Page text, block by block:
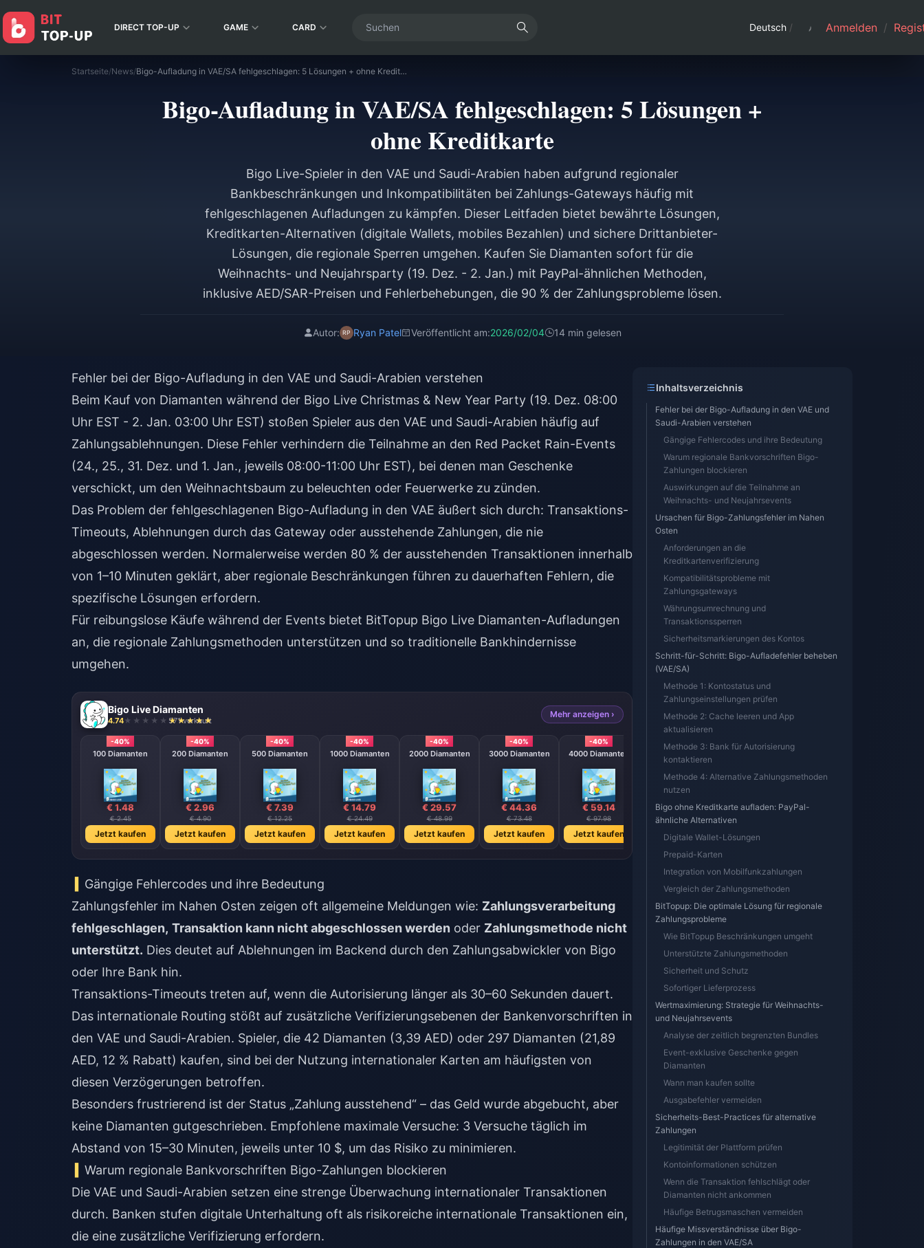
DIRECT TOP-UP GAME CARD Deutsch / Anmelden /
Startseite/News/ Bigo-Aufladung in VAE/SA fehlgeschlagen: 5 Lösungen + ohne Kreditkarte
Bigo-Aufladung in VAE/SA fehlgeschlagen: 5 Lösungen +
ohne Kreditkarte
Bigo Live-Spieler in den VAE und Saudi-Arabien haben aufgrund regionaler
Bankbeschränkungen und Inkompatibilitäten bei Zahlungs-Gateways häufig mit
fehlgeschlagenen Aufladungen zu kämpfen. Dieser Leitfaden bietet bewährte Lösungen,
Kreditkarten-Alternativen (digitale Wallets, mobiles Bezahlen) und sichere Drittanbieter-
Lösungen, die regionale Sperren umgehen. Kaufen Sie Diamanten sofort für die
Weihnachts- und Neujahrsparty (19. Dez. - 2. Jan.) mit PayPal-ähnlichen Methoden,
inklusive AED/SAR-Preisen und Fehlerbehebungen, die 90 % der Zahlungsprobleme lösen.
Autor: Ryan Patel Veröffentlicht am:2026/02/04 14 min gelesen
Fehler bei der Bigo-Aufladung in den VAE und Saudi-Arabien verstehen
Beim Kauf von Diamanten während der Bigo Live Christmas & New Year Party (19. Dez. 08:00
Uhr EST - 2. Jan. 03:00 Uhr EST) stoßen Spieler aus den VAE und Saudi-Arabien häufig auf
Zahlungsablehnungen. Diese Fehler verhindern die Teilnahme an den Red Packet Rain-Events
(24., 25., 31. Dez. und 1. Jan., jeweils 08:00-11:00 Uhr EST), bei denen man Geschenke
verschickt, um den Weihnachtsbaum zu beleuchten oder Feuerwerke zu zünden.
Das Problem der fehlgeschlagenen Bigo-Aufladung in den VAE äußert sich durch: Transaktions-
Timeouts, Ablehnungen durch das Gateway oder ausstehende Zahlungen, die nie
abgeschlossen werden. Normalerweise werden 80 % der ausstehenden Transaktionen innerhalb
von 1–10 Minuten geklärt, aber regionale Beschränkungen führen zu dauerhaften Fehlern, die
spezifische Lösungen erfordern.
Für reibungslose Käufe während der Events bietet BitTopup Bigo Live Diamanten-Aufladungen
an, die regionale Zahlungsmethoden unterstützen und so traditionelle Bankhindernisse
umgehen.
Bigo Live Diamanten
4.74 571 verkauft
Mehr anzeigen ›
-40%
100 Diamanten
€ 1.48
€ 2.45
Jetzt kaufen
-40%
200 Diamanten
€ 2.96
€ 4.90
Jetzt kaufen
-40%
500 Diamanten
€ 7.39
€ 12.25
Jetzt kaufen
-40%
1000 Diamanten
€ 14.79
€ 24.49
Jetzt kaufen
-40%
2000 Diamanten
€ 29.57
€ 48.99
Jetzt kaufen
-40%
3000 Diamanten
€ 44.36
€ 73.48
Jetzt kaufen
-40%
4000 Diamanten
€ 59.14
€ 97.98
Jetzt kaufen
€ 73.93
€ 122.47
Jetzt kaufen
10.000 Diamanten
€ 147.86
Jetzt kaufen
Gängige Fehlercodes und ihre Bedeutung
Zahlungsfehler im Nahen Osten zeigen oft allgemeine Meldungen wie: Zahlungsverarbeitung
fehlgeschlagen, Transaktion kann nicht abgeschlossen werden oder Zahlungsmethode nicht
unterstützt. Dies deutet auf Ablehnungen im Backend durch den Zahlungsabwickler von Bigo
oder Ihre Bank hin.
Transaktions-Timeouts treten auf, wenn die Autorisierung länger als 30–60 Sekunden dauert.
Das internationale Routing stößt auf zusätzliche Verifizierungsebenen der Bankenvorschriften in
den VAE und Saudi-Arabien. Spieler, die 42 Diamanten (3,39 AED) oder 297 Diamanten (21,89
AED, 12 % Rabatt) kaufen, sind bei der Nutzung internationaler Karten am häufigsten von
diesen Verzögerungen betroffen.
Besonders frustrierend ist der Status „Zahlung ausstehend“ – das Geld wurde abgebucht, aber
keine Diamanten gutgeschrieben. Empfohlene maximale Versuche: 3 Versuche täglich im
Abstand von 15–30 Minuten, jeweils unter 10 $, um das Risiko zu minimieren.
Warum regionale Bankvorschriften Bigo-Zahlungen blockieren
Die VAE und Saudi-Arabien setzen eine strenge Überwachung internationaler Transaktionen
durch. Banken stufen digitale Unterhaltung oft als risikoreiche internationale Transaktionen ein,
die eine zusätzliche Verifizierung erfordern.
Inhaltsverzeichnis
Fehler bei der Bigo-Aufladung in den VAE und
Saudi-Arabien verstehen
Gängige Fehlercodes und ihre Bedeutung
Warum regionale Bankvorschriften Bigo-
Zahlungen blockieren
Auswirkungen auf die Teilnahme an
Weihnachts- und Neujahrsevents
Ursachen für Bigo-Zahlungsfehler im Nahen
Osten
Anforderungen an die
Kreditkartenverifizierung
Kompatibilitätsprobleme mit
Zahlungsgateways
Währungsumrechnung und
Transaktionssperren
Sicherheitsmarkierungen des Kontos
Schritt-für-Schritt: Bigo-Aufladefehler beheben
(VAE/SA)
Methode 1: Kontostatus und
Zahlungseinstellungen prüfen
Methode 2: Cache leeren und App
aktualisieren
Methode 3: Bank für Autorisierung
kontaktieren
Methode 4: Alternative Zahlungsmethoden
nutzen
Bigo ohne Kreditkarte aufladen: PayPal-
ähnliche Alternativen
Digitale Wallet-Lösungen
Prepaid-Karten
Integration von Mobilfunkzahlungen
Vergleich der Zahlungsmethoden
BitTopup: Die optimale Lösung für regionale
Zahlungsprobleme
Wie BitTopup Beschränkungen umgeht
Unterstützte Zahlungsmethoden
Sicherheit und Schutz
Sofortiger Lieferprozess
Wertmaximierung: Strategie für Weihnachts-
und Neujahrsevents
Analyse der zeitlich begrenzten Bundles
Event-exklusive Geschenke gegen
Diamanten
Wann man kaufen sollte
Ausgabefehler vermeiden
Sicherheits-Best-Practices für alternative
Zahlungen
Legitimität der Plattform prüfen
Kontoinformationen schützen
Wenn die Transaktion fehlschlägt oder
Diamanten nicht ankommen
Häufige Betrugsmaschen vermeiden
Häufige Missverständnisse über Bigo-
Zahlungen in den VAE/SA